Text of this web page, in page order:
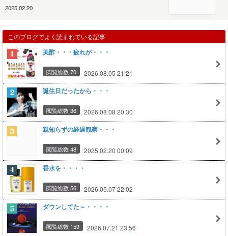
2025.02.20
このブログでよく読まれている記事
美酢・・・疲れが・・・
閲覧総数 70 2026.08.05 21:21
誕生日だったから・・・
閲覧総数 36 2026.08.08 20:30
親知らずの経過観察・・・
閲覧総数 48 2025.02.20 00:09
香水を・・・・
閲覧総数 56 2026.05.07 22:02
ダウンしてた～・・・・
閲覧総数 159 2026.07.21 23:56